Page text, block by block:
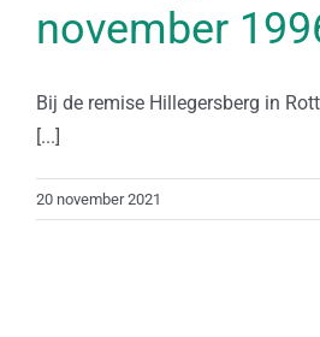
november
Bij de remise Hillegersberg in
[...]
20 november 2021